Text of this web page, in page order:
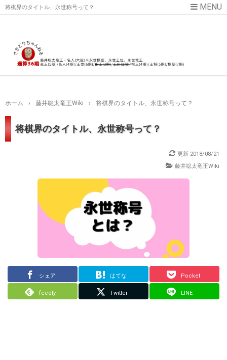
将棋界のタイトル、永世称号って？
ホーム › 藤井聡太竜王Wiki › 将棋界のタイトル、永世称号って？
将棋界のタイトル、永世称号って？
更新 2018/08/21
藤井聡太竜王Wiki
シェア はてな Pocket
feedly Twitter LINE